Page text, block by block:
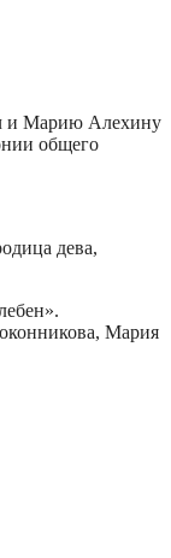
и Марию Алехину
общего
дева,
Мария